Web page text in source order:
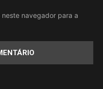
navegador para a